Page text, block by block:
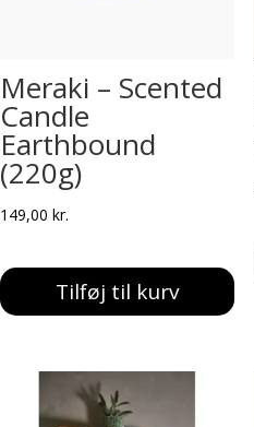
Meraki – Scented
Candle
Earthbound
(220g)
149,00 kr.
Tilføj til kurv